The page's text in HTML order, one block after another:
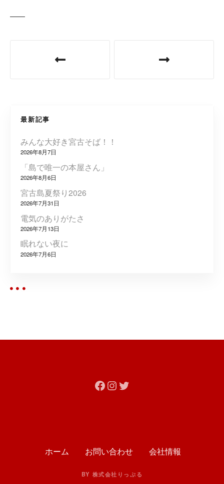
ゲ
ー
シ
ョ
ン
最新記事
みんな大好き宮古そば！！
2026年8月7日
「島で唯一の本屋さん」
2026年8月6日
宮古島夏祭り2026
2026年7月31日
電気のありがたさ
2026年7月13日
眠れない夜に
2026年7月6日
Facebook Instagram Twitter
ホーム お問い合わせ 会社情報
BY 株式会社りっぷる